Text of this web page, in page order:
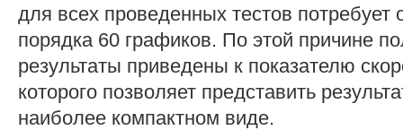
для всех проведенных тестов потребует
порядка 60 графиков. По этой причине
результаты приведены к показателю
которого позволяет представить
наиболее компактном виде.